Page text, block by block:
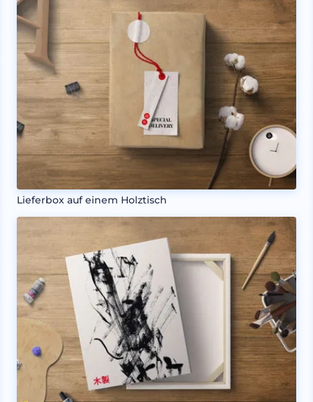
Lieferbox auf einem Holztisch